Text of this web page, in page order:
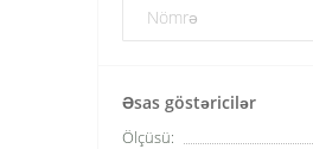
Əsas göstəricilər
Ölçüsü: